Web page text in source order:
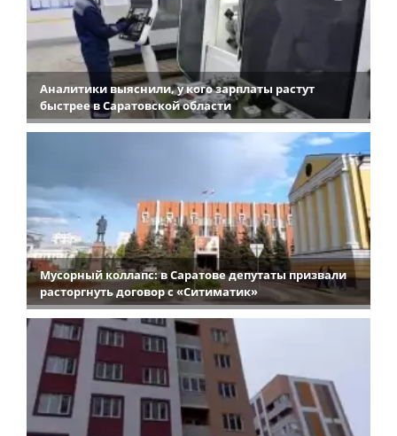
Аналитики выяснили, у кого зарплаты растут
быстрее в Саратовской области
Мусорный коллапс: в Саратове депутаты призвали
расторгнуть договор с «Ситиматик»